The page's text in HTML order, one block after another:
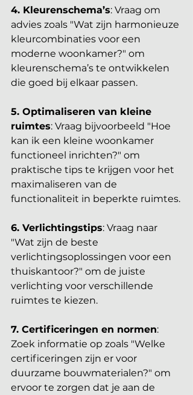
4. Kleurenschema’s: Vraag om
advies zoals "Wat zijn harmonieuze
kleurcombinaties voor een
moderne woonkamer?" om
kleurenschema’s te ontwikkelen
die goed bij elkaar passen.
5. Optimaliseren van kleine
ruimtes: Vraag bijvoorbeeld "Hoe
kan ik een kleine woonkamer
functioneel inrichten?" om
praktische tips te krijgen voor het
maximaliseren van de
functionaliteit in beperkte ruimtes.
6. Verlichtingstips: Vraag naar
"Wat zijn de beste
verlichtingsoplossingen voor een
thuiskantoor?" om de juiste
verlichting voor verschillende
ruimtes te kiezen.
7. Certificeringen en normen:
Zoek informatie op zoals "Welke
certificeringen zijn er voor
duurzame bouwmaterialen?" om
ervoor te zorgen dat je aan de